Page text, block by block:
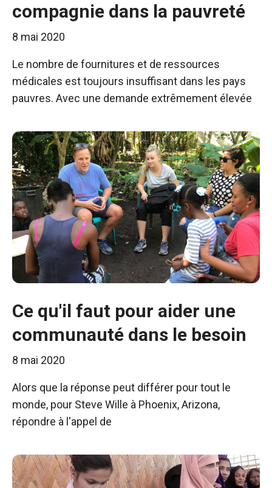
compagnie dans la pauvreté
8 mai 2020
Le nombre de fournitures et de ressources
médicales est toujours insuffisant dans les pays
pauvres. Avec une demande extrêmement élevée
Ce qu'il faut pour aider une
communauté dans le besoin
8 mai 2020
Alors que la réponse peut différer pour tout le
monde, pour Steve Wille à Phoenix, Arizona,
répondre à l'appel de